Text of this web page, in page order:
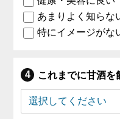
あまりよく知らな
特にイメージがな
これまでに甘酒を